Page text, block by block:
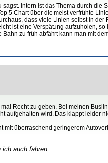
sagst. Intern ist das Thema durch
5 Chart über die meist verfrühte
dass viele Linien selbst in
ist eine Verspätung aufzuholen,
Bahn zu früh abfährt kann man mit
Recht zu geben. Bei meinen
aufgehalten wird. Das klappt leider
mit überraschend geringerem
auch fahren.